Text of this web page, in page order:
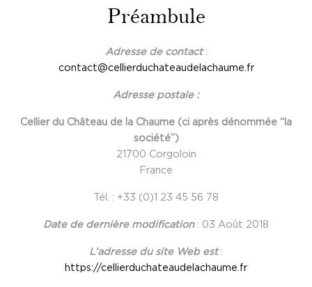
Préambule
Adresse de contact:
contact@cellierduchateaudelachaume.fr
Adresse postale :
Cellier du Château de la Chaume (ci après dénommée “la
société”)
21700 Corgoloin
France
Tél. : +33 (0)1 23 45 56 78
Date de dernière modification: 03 Août 2018
L’adresse du site Web est:
https://cellierduchateaudelachaume.fr